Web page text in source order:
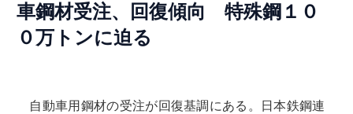
車鋼材受注、回復傾向 特殊鋼１０
０万トンに迫る
自動車用鋼材の受注が回復基調にある。日本鉄鋼連